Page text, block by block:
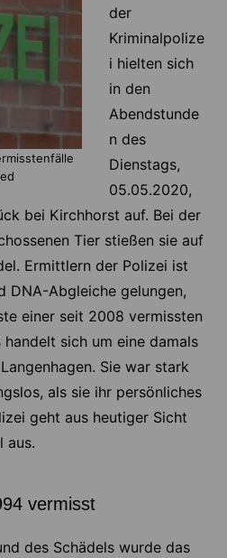
der
Kriminalpolize
i hielten sich
in den
Abendstunde
n des
Dienstags,
05.05.2020,
bei Kirchhorst auf. Bei der
Tier stießen sie auf
Ermittlern der Polizei ist
DNA-Abgleiche gelungen,
einer seit 2008 vermissten
handelt sich um eine damals
Sie war stark
als sie ihr persönliches
geht aus heutiger Sicht
aus.
vermisst
des Schädels wurde das